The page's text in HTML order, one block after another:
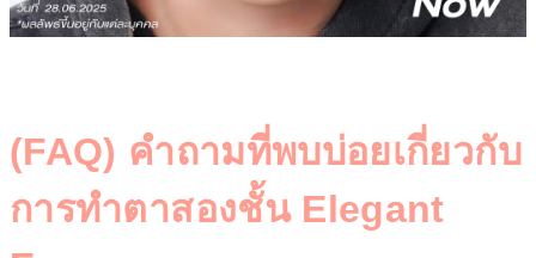
(FAQ) คำถามที่พบบ่อยเกี่ยวกับ
การทำตาสองชั้น Elegant